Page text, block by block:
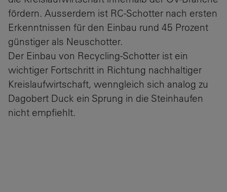
fördern. Ausserdem ist RC-Schotter nach ersten
Erkenntnissen für den Einbau rund 45 Prozent
günstiger als Neuschotter.
Der Einbau von Recycling-Schotter ist ein
wichtiger Fortschritt in Richtung nachhaltiger
Kreislaufwirtschaft, wenngleich sich analog zu
Dagobert Duck ein Sprung in die Steinhaufen
nicht empfiehlt.